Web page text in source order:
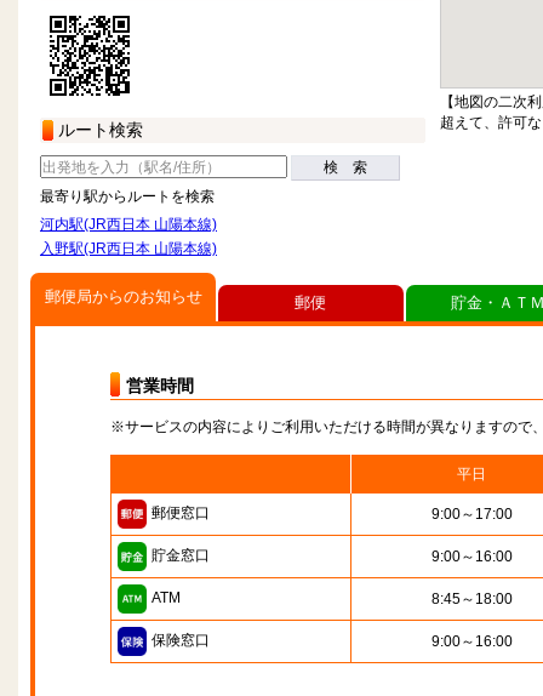
ルート検索
検 索
最寄り駅からルートを検索
河内駅(JR西日本 山陽本線)
入野駅(JR西日本 山陽本線)
【地図の二次
超えて、許可
郵便局からのお知らせ
営業時間
※サービスの内容によりご利用いただける時間が異なりますので
平日
郵便窓口 9:00～17:00
貯金窓口 9:00～16:00
ATM 8:45～18:00
保険窓口 9:00～16:00
郵便 貯金・ＡＴ